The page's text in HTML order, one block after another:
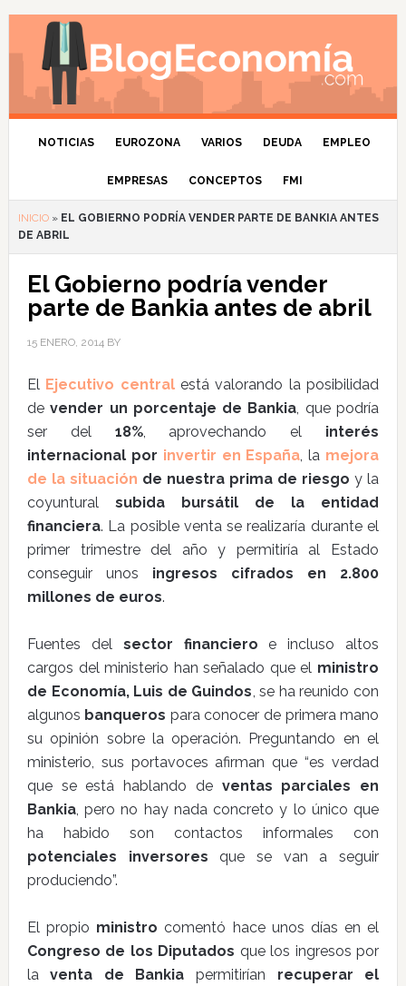
NOTICIAS EUROZONA VARIOS DEUDA EMPLEO
EMPRESAS CONCEPTOS FMI
INICIO» EL GOBIERNO PODRÍA VENDER PARTE DE BANKIA ANTES
DE ABRIL
El Gobierno podría vender
parte de Bankia antes de abril
15 ENERO, 2014BY
El Ejecutivo centralestá valorando la posibilidad
devender un porcentaje de Bankia, que podría
ser del 18%, aprovechando el interés
internacional por invertir en España, la mejora
de la situación de nuestra prima de riesgo y la
coyuntural subida bursátil de la entidad
financiera. La posible venta se realizaría durante el
primer trimestre del año y permitiría al Estado
conseguir unos ingresos cifrados en 2.800
millones de euros.
Fuentes del sector financiero e incluso altos
cargos del ministerio han señalado que el ministro
de Economía, Luis de Guindos, se ha reunido con
algunos banqueros para conocer de primera mano
su opinión sobre la operación. Preguntando en el
ministerio, sus portavoces afirman que “es verdad
que se está hablando de ventas parciales en
Bankia, pero no hay nada concreto y lo único que
ha habido son contactos informales con
potenciales inversores que se van a seguir
produciendo”.
El propio ministro comentó hace unos días en el
Congreso de los Diputados que los ingresos por
laventa de Bankia permitirían recuperar el